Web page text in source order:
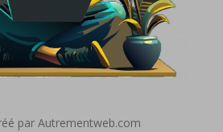
par Autrementweb.com